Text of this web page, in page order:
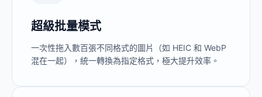
超級批量模式
一次性拖入數百張不同格式的圖片（如 HEIC 和 WebP
混在一起），統一轉換為指定格式，極大提升效率。